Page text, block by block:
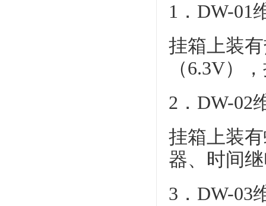
1．DW-01
挂箱上装
（6.3V）
2．DW-02
挂箱上装
器、时间
3．DW-03